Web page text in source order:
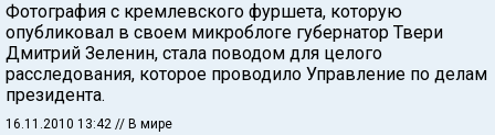
Фотография с кремлевского фуршета, которую
опубликовал в своем микроблоге губернатор Твери
Дмитрий Зеленин, стала поводом для целого
расследования, которое проводило Управление по делам
президента.
16.11.2010 13:42 // В мире